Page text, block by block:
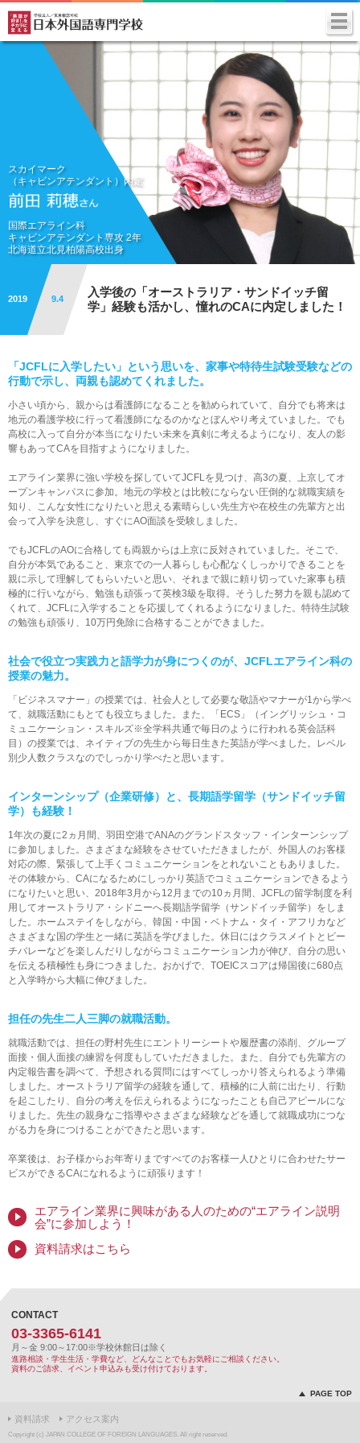
スカイマーク
（キャビンアテンダント）内定
国際エアライン科
キャビンアテンダント専攻 2年
北海道立北見柏陽高校出身
2019 9.4
入学後の「オーストラリア・サンドイッチ留
学」経験も活かし、憧れのCAに内定しました！
「JCFLに入学したい」という思いを、 家事や特待生試験受験などの
行動で示し、両親も認めてくれました。
小さい頃から、親からは看護師になることを勧められていて、自分でも将来は
地元の看護学校に行って看護師になるのかなとぼんやり考えていました。でも
高校に入って自分が本当になりたい未来を真剣に考えるようになり、友人の影
響もあってCAを目指すようになりました。
エアライン業界に強い学校を探していてJCFLを見つけ、高3の夏、上京してオ
ープンキャンパスに参加。地元の学校とは比較にならない圧倒的な就職実績を
知り、こんな女性になりたいと思える素晴らしい先生方や在校生の先輩方と出
会って入学を決意し、すぐにAO面談を受験しました。
でもJCFLのAOに合格しても両親からは上京に反対されていました。そこで、
自分が本気であること、東京での一人暮らしも心配なくしっかりできることを
親に示して理解してもらいたいと思い、それまで親に頼り切っていた家事も積
極的に行いながら、勉強も頑張って英検3級を取得。そうした努力を親も認めて
くれて、JCFLに入学することを応援してくれるようになりました。特待生試験
の勉強も頑張り、10万円免除に合格することができました。
社会で役立つ実践力と語学力が身につくのが、JCFLエアライン科の
授業の魅力。
「ビジネスマナー」の授業では、社会人として必要な敬語やマナーが1から学べ
て、就職活動にもとても役立ちました。また、「ECS」（イングリッシュ・コ
ミュニケーション・スキルズ※全学科共通で毎日のように行われる英会話科
目）の授業では、ネイティブの先生から毎日生きた英語が学べました。レベル
別少人数クラスなのでしっかり学べたと思います。
インターンシップ（企業研修）と、長期語学留学（サンドイッチ留
学）も経験！
1年次の夏に2ヵ月間、羽田空港でANAのグランドスタッフ・インターンシップ
に参加しました。さまざまな経験をさせていただきましたが、外国人のお客様
対応の際、緊張して上手くコミュニケーションをとれないこともありました。
その体験から、CAになるためにしっかり英語でコミュニケーションできるよう
になりたいと思い、2018年3月から12月までの10ヵ月間、JCFLの留学制度を利
用してオーストラリア・シドニーへ長期語学留学（サンドイッチ留学）をしま
した。ホームステイをしながら、韓国・中国・ベトナム・タイ・アフリカなど
さまざまな国の学生と一緒に英語を学びました。休日にはクラスメイトとビー
チバレーなどを楽しんだりしながらコミュニケーション力が伸び、自分の思い
を伝える積極性も身につきました。おかげで、TOEICスコアは帰国後に680点
と入学時から大幅に伸びました。
担任の先生二人三脚の就職活動。
就職活動では、担任の野村先生にエントリーシートや履歴書の添削、グループ
面接・個人面接の練習を何度もしていただきました。また、自分でも先輩方の
内定報告書を調べて、予想される質問にはすべてしっかり答えられるよう準備
しました。オーストラリア留学の経験を通して、積極的に人前に出たり、行動
を起こしたり、自分の考えを伝えられるようになったことも自己アピールにな
りました。先生の親身なご指導やさまざまな経験などを通して就職成功につな
がる力を身につけることができたと思います。
卒業後は、お子様からお年寄りまですべてのお客様一人ひとりに合わせたサー
ビスができるCAになれるように頑張ります！
エアライン業界に興味がある人のための“エアライン説明
会”に参加しよう！
資料請求はこちら
CONTACT
03-3365-6141
月～金 9:00～17:00※学校休館日は除く
進路相談・学生生活・学費など、どんなことでもお気軽にご相談ください。
資料のご請求、イベント申込みも受け付けております。
PAGE TOP
資料請求 アクセス案内
Copyright (c) JAPAN COLLEGE OF FOREIGN LANGUAGES. All right reserved.